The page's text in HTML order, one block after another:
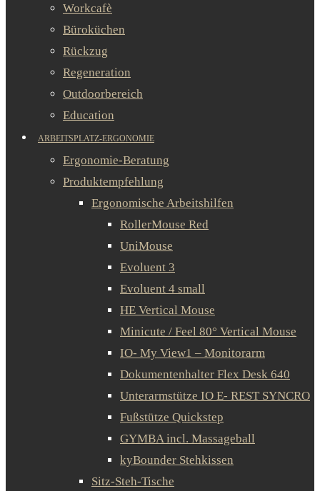
Workcafè
Büroküchen
Rückzug
Regeneration
Outdoorbereich
Education
ARBEITSPLATZ-ERGONOMIE
Ergonomie-Beratung
Produktempfehlung
Ergonomische Arbeitshilfen
RollerMouse Red
UniMouse
Evoluent 3
Evoluent 4 small
HE Vertical Mouse
Minicute / Feel 80° Vertical Mouse
IO- My View1 – Monitorarm
Dokumentenhalter Flex Desk 640
Unterarmstütze IO E- REST SYNCRO
Fußstütze Quickstep
GYMBA incl. Massageball
kyBounder Stehkissen
Sitz-Steh-Tische